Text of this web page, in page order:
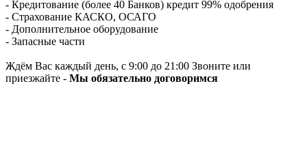
- Кредитование (более 40 Банков) кредит 99% одобрения
- Страхование КАСКО, ОСАГО
- Дополнительное оборудование
- Запасные части
Ждём Вас каждый день, с 9:00 до 21:00 Звоните или
приезжайте - Мы обязательно договоримся